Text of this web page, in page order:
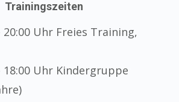
Trainingszeiten
20:00 Uhr Freies Training,
18:00 Uhr Kindergruppe